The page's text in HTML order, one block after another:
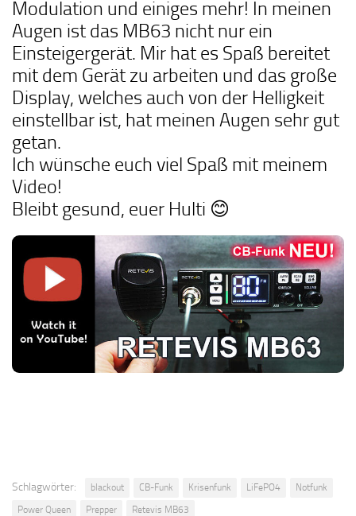
Modulation und einiges mehr! In meinen
Augen ist das MB63 nicht nur ein
Einsteigergerät. Mir hat es Spaß bereitet
mit dem Gerät zu arbeiten und das große
Display, welches auch von der Helligkeit
einstellbar ist, hat meinen Augen sehr gut
getan.
Ich wünsche euch viel Spaß mit meinem
Video!
Bleibt gesund, euer Hulti 😊
Schlagwörter: blackout CB-Funk Krisenfunk LiFePO4
Notfunk
Power Queen
Prepper Retevis MB63